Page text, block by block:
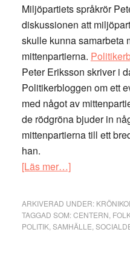
Miljöpartiets språkrör
diskussionen att
skulle kunna samarbeta
mittenpartierna.
Peter Eriksson skriver i
Politikerbloggen om ett
med något av
de rödgröna bjuder in
mittenpartierna till ett
han.
[Läs mer…]om
väl
att
ARKIVERAD UNDER:
TAGGAD SOM:CENTERN
POLITIK, SAMHÄLLE